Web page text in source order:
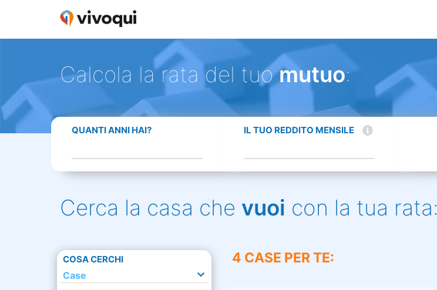
Calcola la rata del tuomutuo:
QUANTI ANNI HAI? IL TUO REDDITO MENSILE
Cerca la casa che vuoi con la tua rata:
COSA CERCHI
Case
4 CASE PER TE: